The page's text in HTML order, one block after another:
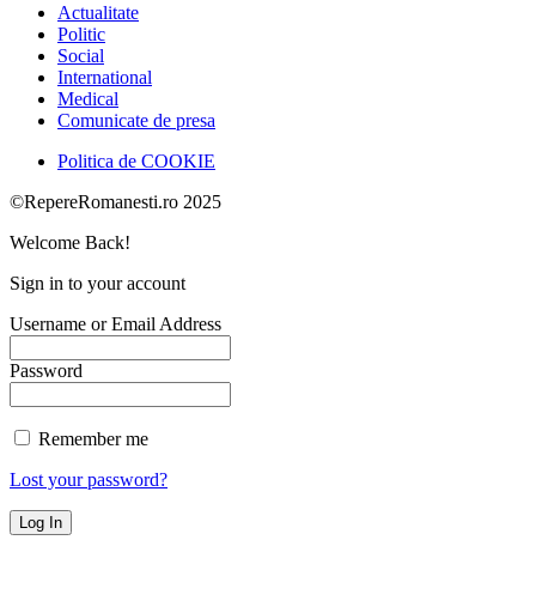
Actualitate
Politic
Social
International
Medical
Comunicate de presa
Politica de COOKIE
©RepereRomanesti.ro 2025
Welcome Back!
Sign in to your account
Username or Email Address
Password
Remember me
Lost your password?